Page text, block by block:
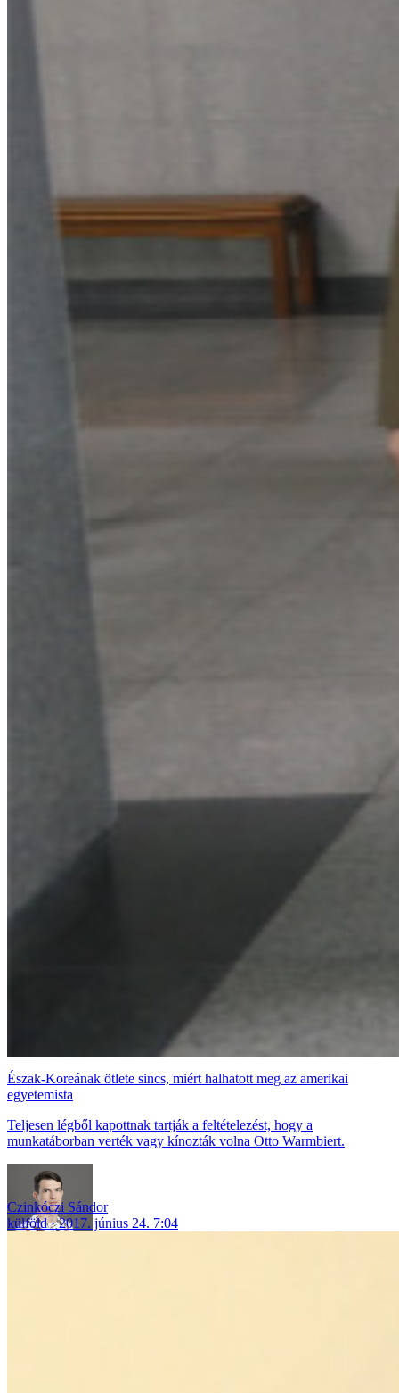
Észak-Koreának ötlete sincs, miért halhatott meg az amerikai
egyetemista
Teljesen légből kapottnak tartják a feltételezést, hogy a
munkatáborban verték vagy kínozták volna Otto Warmbiert.
Czinkóczi Sándor
külföld
2017. június 24. 7:04